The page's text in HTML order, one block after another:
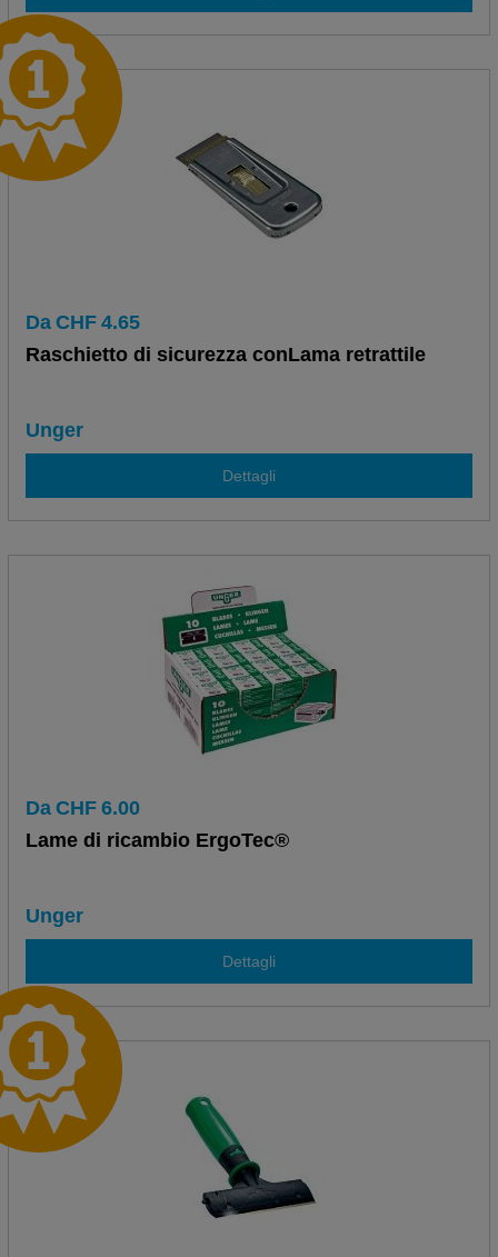
Da CHF 4.65
Raschietto di sicurezza conLama retrattile
Unger
Dettagli
Da CHF 6.00
Lame di ricambio ErgoTec®
Unger
Dettagli